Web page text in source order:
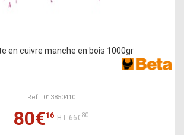
en cuivre manche en bois 1000gr
Ref : 013850410
80€16 HT:66€80